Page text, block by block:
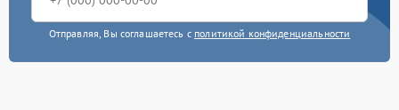
Отправляя, Вы соглашаетесь с политикой конфиденциальности